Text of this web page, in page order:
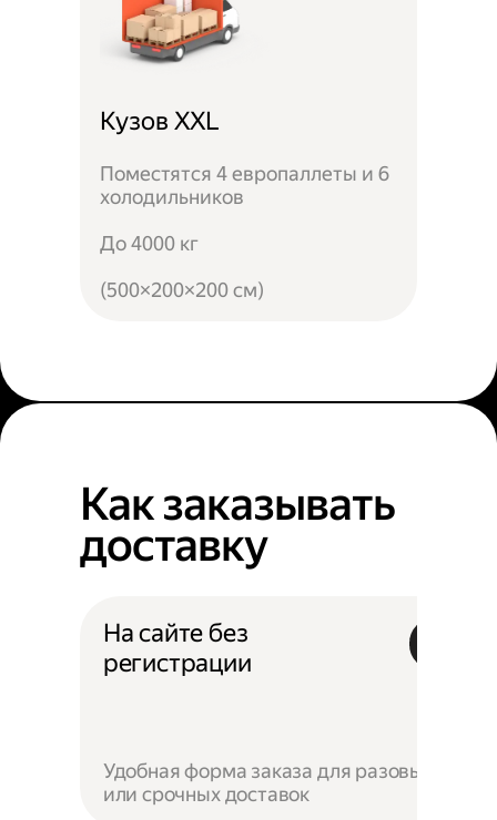
Кузов XXL
Поместятся 4 европаллеты и 6
холодильников
До 4000 кг
(500×200×200 см)
Как заказывать
доставку
На сайте без
регистрации
Удобная форма заказа для разовых
или срочных доставок